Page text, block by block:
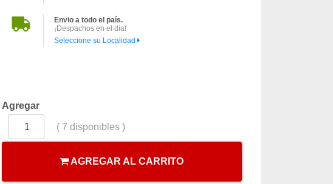
Envio a todo el país.
¡Despachos en el día!
Seleccione su Localidad
Agregar
( 7disponibles )
AGREGAR AL CARRITO